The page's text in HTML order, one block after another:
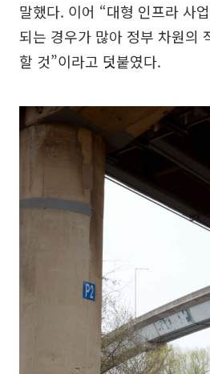
말했다. 이어 “대형 인프라 사
되는 경우가 많아 정부 차원의
할 것”이라고 덧붙였다.